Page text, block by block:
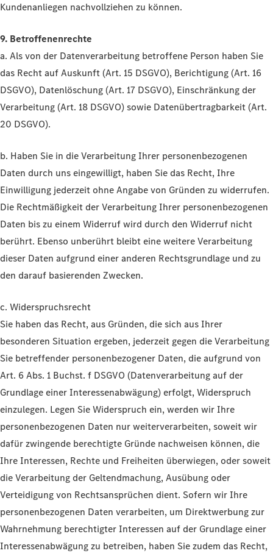
Kundenanliegen nachvollziehen zu können.
9. Betroffenenrechte
a. Als von der Datenverarbeitung betroffene Person haben Sie
das Recht auf Auskunft (Art. 15 DSGVO), Berichtigung (Art. 16
DSGVO), Datenlöschung (Art. 17 DSGVO), Einschränkung der
Verarbeitung (Art. 18 DSGVO) sowie Datenübertragbarkeit (Art.
20 DSGVO).
b. Haben Sie in die Verarbeitung Ihrer personenbezogenen
Daten durch uns eingewilligt, haben Sie das Recht, Ihre
Einwilligung jederzeit ohne Angabe von Gründen zu widerrufen.
Die Rechtmäßigkeit der Verarbeitung Ihrer personenbezogenen
Daten bis zu einem Widerruf wird durch den Widerruf nicht
berührt. Ebenso unberührt bleibt eine weitere Verarbeitung
dieser Daten aufgrund einer anderen Rechtsgrundlage und zu
den darauf basierenden Zwecken.
c. Widerspruchsrecht
Sie haben das Recht, aus Gründen, die sich aus Ihrer
besonderen Situation ergeben, jederzeit gegen die Verarbeitung
Sie betreffender personenbezogener Daten, die aufgrund von
Art. 6 Abs. 1 Buchst. f DSGVO (Datenverarbeitung auf der
Grundlage einer Interessenabwägung) erfolgt, Widerspruch
einzulegen. Legen Sie Widerspruch ein, werden wir Ihre
personenbezogenen Daten nur weiterverarbeiten, soweit wir
dafür zwingende berechtigte Gründe nachweisen können, die
Ihre Interessen, Rechte und Freiheiten überwiegen, oder soweit
die Verarbeitung der Geltendmachung, Ausübung oder
Verteidigung von Rechtsansprüchen dient. Sofern wir Ihre
personenbezogenen Daten verarbeiten, um Direktwerbung zur
Wahrnehmung berechtigter Interessen auf der Grundlage einer
Interessenabwägung zu betreiben, haben Sie zudem das Recht,